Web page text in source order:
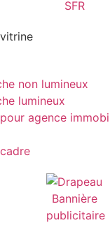
non lumineux
lumineux
agence